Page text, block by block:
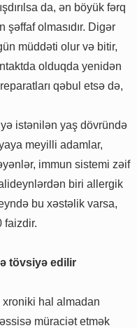
da, ən böyük fərq
şəffaf olmasıdır. Digər
müddəti olur və bitir,
olduqda yenidən
qəbul etsə də,
istənilən yaş dövründə
meyilli adamlar,
immun sistemi zəif
biri allergik
bu xəstəlik varsa,
faizdir.
tövsiyə edilir
hal almadan
müraciət etmək